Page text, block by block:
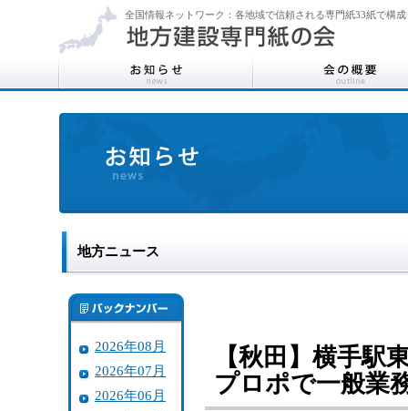
全国情報ネットワーク：各地域で信頼される専門紙33紙で構成
地方ニュース
2026年08月
2026年07月
2026年06月
【秋田】横手駅
プロポで一般業